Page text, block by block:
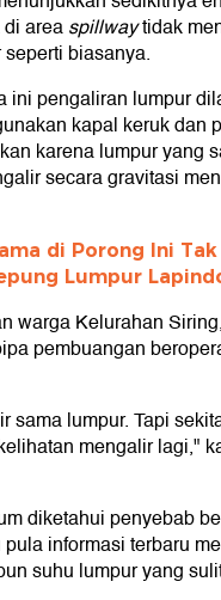
areaspillwaytidak
biasanya.
ini pengaliran lumpur
kapal keruk dan
karena lumpur yang
secara gravitasi
di Porong Ini
Lumpur
warga Kelurahan
pembuangan
sama lumpur. Tapi
mengalir lagi,"
diketahui penyebab
informasi terbaru
suhu lumpur yang